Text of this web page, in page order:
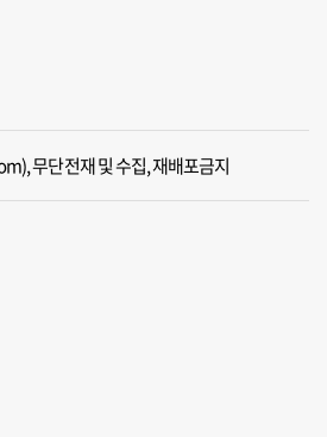
무단전재 및 수집, 재배포금지